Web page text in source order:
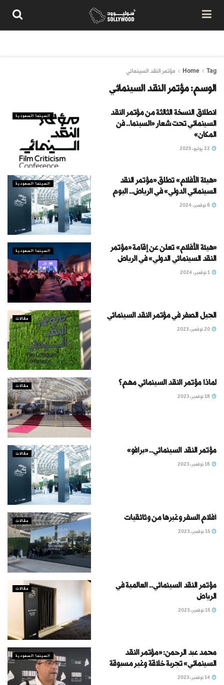
Home Tag مؤتمر النقد السينمائي
الوسم:مؤتمر النقد السينمائي
السينما السعودية
انطلاق النسخة الثالثة من مؤتمر النقد
السينمائي تحت شعار «السينما.. فن
المكان»
السينما السعودية
«هيئة الأفلام» تطلق «مؤتمر النقد
السينمائي الدولي» في الرياض.. اليوم
السينما السعودية
«هيئة الأفلام» تعلن عن إقامة «مؤتمر
النقد السينمائي الدولي» في الرياض
مقالات الجيل الصفر في مؤتمر النقد السينمائي
مقالات لماذا مؤتمر النقد السينمائي مهم؟
مقالات مؤتمر النقد السينمائي.. «برافو»
مقالات أفلام السفر وغيرها من وثائقيات
مقالات
مؤتمر النقد السينمائي.. العالمية في
الرياض
السينما السعودية
محمد عبد الرحمن: «مؤتمر النقد
السينمائي» تجربة خلاقة وغير مسبوقة